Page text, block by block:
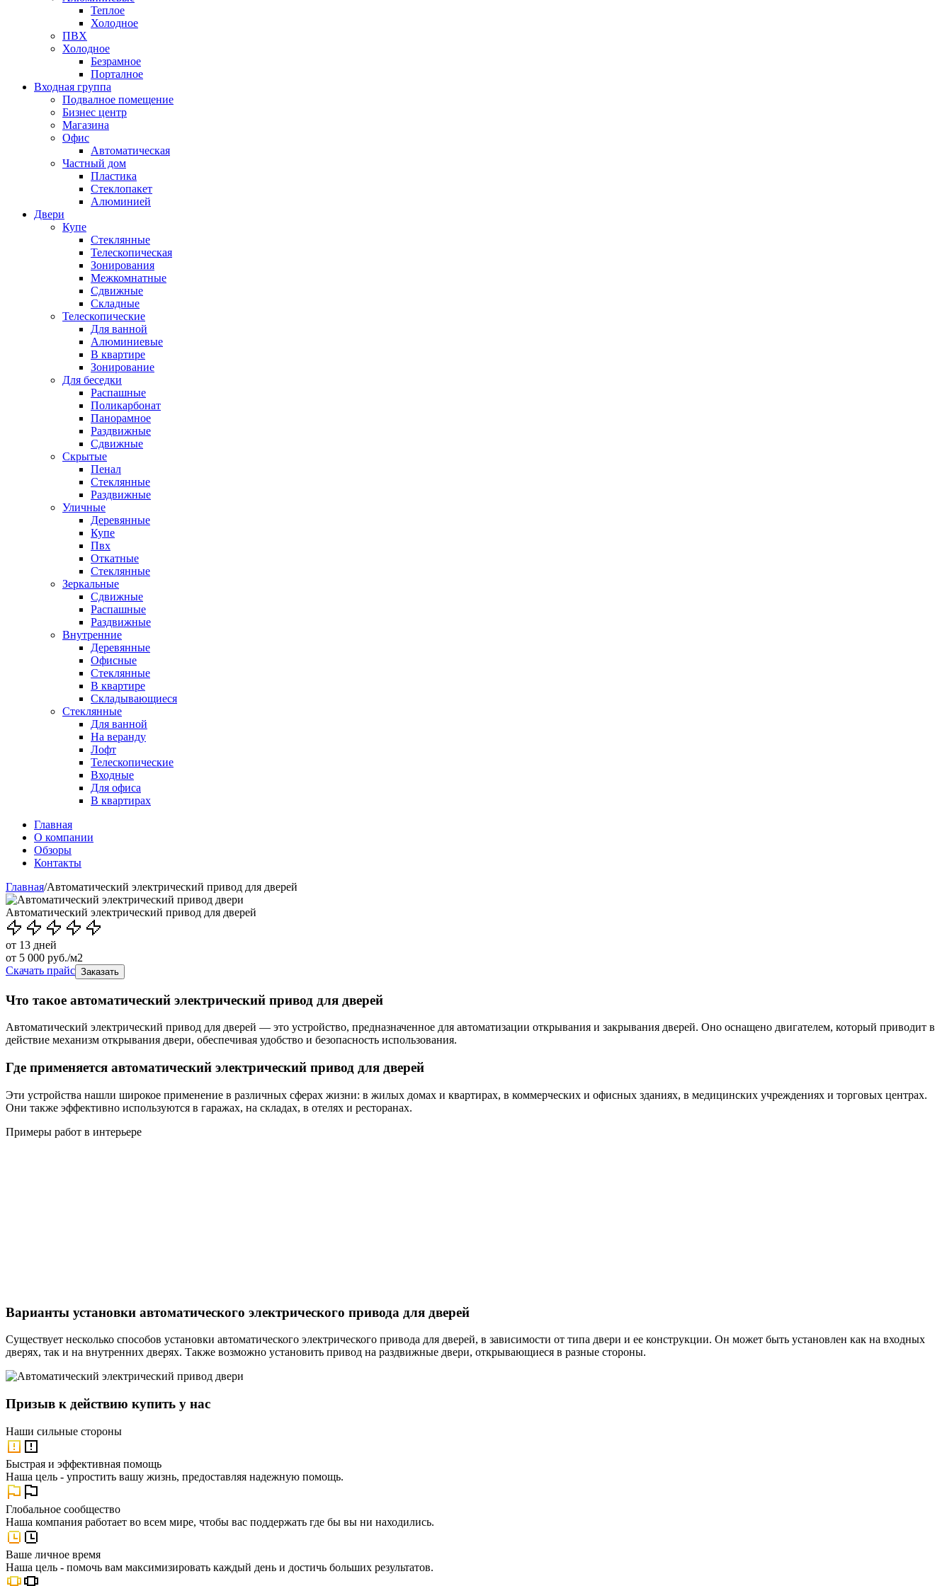
Теплое
Холодное
ПВХ
Холодное
Безрамное
Порталное
Входная группа
Подвалное помещение
Бизнес центр
Магазина
Офис
Автоматическая
Частный дом
Пластика
Стеклопакет
Алюминией
Двери
Купе
Стеклянные
Телескопическая
Зонирования
Межкомнатные
Сдвижные
Складные
Телескопические
Для ванной
Алюминиевые
В квартире
Зонирование
Для беседки
Распашные
Поликарбонат
Панорамное
Раздвижные
Сдвижные
Скрытые
Пенал
Стеклянные
Раздвижные
Уличные
Деревянные
Купе
Пвх
Откатные
Стеклянные
Зеркальные
Сдвижные
Распашные
Раздвижные
Внутренние
Деревянные
Офисные
Стеклянные
В квартире
Складывающиеся
Стеклянные
Для ванной
На веранду
Лофт
Телескопические
Входные
Для офиса
В квартирах
Главная
О компании
Обзоры
Контакты
Главная/Автоматический электрический привод для дверей
Автоматический электрический привод для дверей
от 13 дней
от 5 000 руб./м2
Скачать прайс Заказать
Что такое автоматический электрический привод для дверей
Автоматический электрический привод для дверей — это устройство, предназначенное для автоматизации открывания и закрывания дверей. Оно оснащено двигателем, который приводит в
действие механизм открывания двери, обеспечивая удобство и безопасность использования.
Где применяется автоматический электрический привод для дверей
Эти устройства нашли широкое применение в различных сферах жизни: в жилых домах и квартирах, в коммерческих и офисных зданиях, в медицинских учреждениях и торговых центрах.
Они также эффективно используются в гаражах, на складах, в отелях и ресторанах.
Примеры работ в интерьере
Варианты установки автоматического электрического привода для дверей
Существует несколько способов установки автоматического электрического привода для дверей, в зависимости от типа двери и ее конструкции. Он может быть установлен как на входных
дверях, так и на внутренних дверях. Также возможно установить привод на раздвижные двери, открывающиеся в разные стороны.
Призыв к действию купить у нас
Наши сильные стороны
Быстрая и эффективная помощь
Наша цель - упростить вашу жизнь, предоставляя надежную помощь.
Глобальное сообщество
Наша компания работает во всем мире, чтобы вас поддержать где бы вы ни находились.
Ваше личное время
Наша цель - помочь вам максимизировать каждый день и достичь больших результатов.